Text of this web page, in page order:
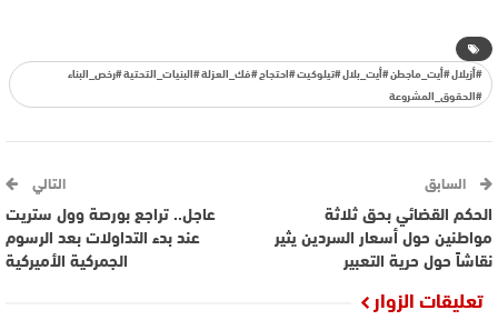
#أزيلال #أيت_ماجطن #أيت_بلال #تيلوكيت #احتجاج #فك_العزلة #البنيات_التحتية #رخص_البناء
#الحقوق_المشروعة
السابق
الحكم القضائي بحق ثلاثة
مواطنين حول أسعار السردين يثير
نقاشاً حول حرية التعبير
التالي
عاجل.. تراجع بورصة وول ستريت
عند بدء التداولات بعد الرسوم
الجمركية الأميركية
تعليقات الزوار